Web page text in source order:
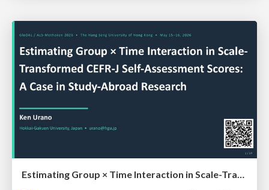
Estimating Group × Time Interaction in Scale-Transformed CEFR-J Self-Assessment Scores: A Case in Study-Abroad Research